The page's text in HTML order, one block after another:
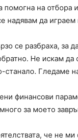
помогна на отбора
надявам да играем
се разбраха, за
Не искам
станало. Гледаме
финансови
за моето
че не